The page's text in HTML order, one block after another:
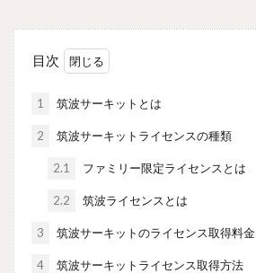
目次
1 筑波サーキットとは
2 筑波サーキットライセンスの種類
2.1 ファミリー限定ライセンスとは
2.2 筑波ライセンスとは
3 筑波サーキットのライセンス取得料金
4 筑波サーキットライセンス取得方法